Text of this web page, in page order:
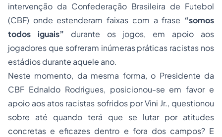
intervenção da Confederação Brasileira de Futebol
(CBF) onde estenderam faixas com a frase “somos
todos iguais” durante os jogos, em apoio aos
jogadores que sofreram inúmeras práticas racistas nos
estádios durante aquele ano.
Neste momento, da mesma forma, o Presidente da
CBF Ednaldo Rodrigues, posicionou-se em favor e
apoio aos atos racistas sofridos por Vini Jr., questionou
sobre até quando terá que se lutar por atitudes
concretas e eficazes dentro e fora dos campos? E